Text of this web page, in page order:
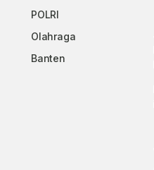
POLRI
Olahraga
Banten